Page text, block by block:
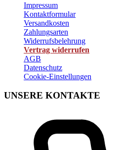
Impressum
Kontaktformular
Versandkosten
Zahlungsarten
Widerrufsbelehrung
Vertrag widerrufen
AGB
Datenschutz
Cookie-Einstellungen
UNSERE KONTAKTE